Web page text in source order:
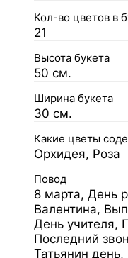
Кол-во цветов в
21
Высота букета
50 см.
Ширина букета
30 см.
Какие цветы
Орхидея, Роза
Повод
8 марта, День
Валентина,
День учителя,
Последний
Татьянин